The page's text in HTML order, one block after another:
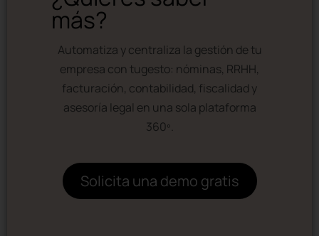
más?
Automatiza y centraliza la gestión de tu
empresa con tugesto: nóminas, RRHH,
facturación, contabilidad, fiscalidad y
asesoría legal en una sola plataforma
360º.
Solicita una demo gratis